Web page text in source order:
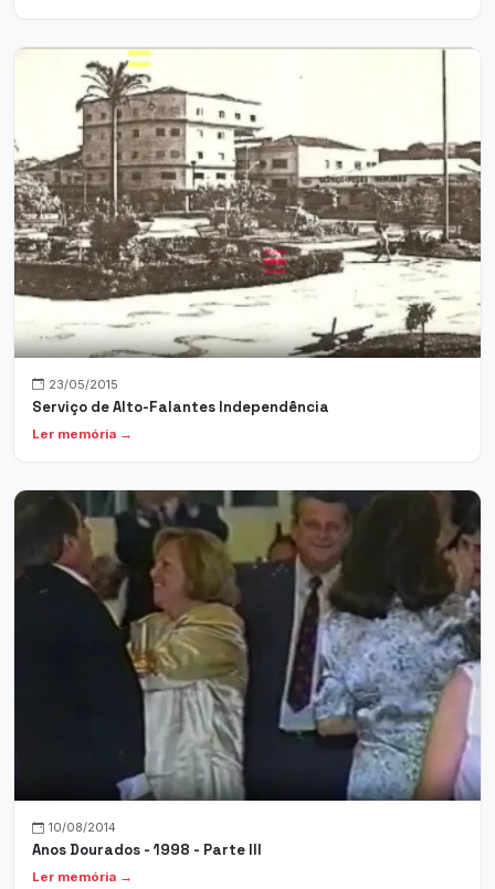
23/05/2015
Serviço de Alto-Falantes Independência
Ler memória →
10/08/2014
Anos Dourados - 1998 - Parte III
Ler memória →